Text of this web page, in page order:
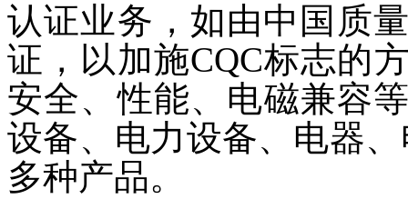
认证业务，如由中国质
证，以加施CQC标志的
安全、性能、电磁兼容
设备、电力设备、电器
多种产品。